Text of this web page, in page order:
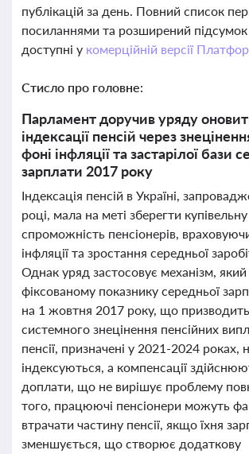
публікацій за день. Повний список
посиланнями та розширений
доступні у комерційній версії
Стисло про головне:
Парламент доручив уряду
індексації пенсій через
фоні інфляції та застарілої бази
зарплати 2017 року
Індексація пенсій в Україні,
році, мала на меті зберегти купівельну
спроможність пенсіонерів,
інфляції та зростання середньої
Однак уряд застосовує механізм, який
фіксованому показнику середньої
на 1 жовтня 2017 року, що
системного знецінення пенсійних
пенсії, призначені у 2021-2024 роках,
індексуються, а компенсації
доплати, що не вирішує проблему
того, працюючі пенсіонери можуть
втрачати частину пенсії, якщо їхня
зменшується, що створює додаткову